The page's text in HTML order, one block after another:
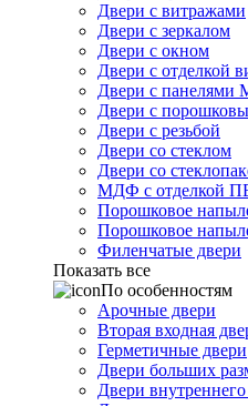
Двери с витражами
Двери с зеркалом
Двери с окном
Двери с отделкой
Двери с
Двери с
Двери с резьбой
Двери со стеклом
Двери со
МДФ с отделкой
Порошковое
Порошковое
Филенчатые двери
Показать все
По особенностям
Арочные двери
Вторая входная
Герметичные двери
Двери больших
Двери